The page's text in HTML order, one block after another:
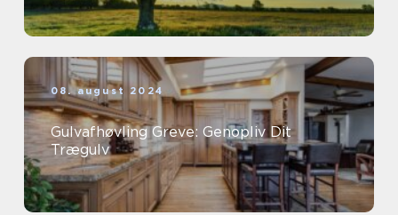
08. august 2024
Gulvafhøvling Greve: Genopliv Dit
Trægulv